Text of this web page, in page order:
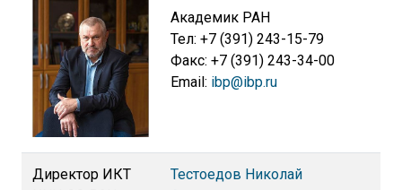
Академик РАН
Тел: +7 (391) 243-15-79
Факс: +7 (391) 243-34-00
Email: ibp@ibp.ru
Директор ИКТ
Тестоедов Николай